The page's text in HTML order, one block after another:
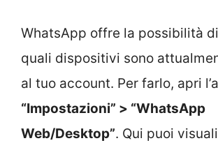
WhatsApp offre la possibilità
quali dispositivi sono
al tuo account. Per farlo, apri
“Impostazioni” > “WhatsApp
Web/Desktop”. Qui puoi